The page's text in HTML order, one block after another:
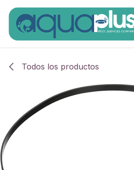
Ir al contenido
Todos los productos